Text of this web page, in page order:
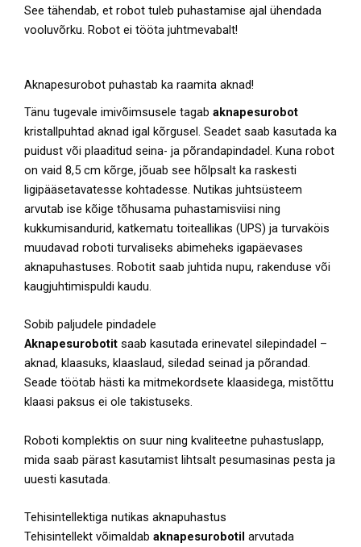
See tähendab, et robot tuleb puhastamise ajal ühendada
vooluvõrku. Robot ei tööta juhtmevabalt!
Aknapesurobot puhastab ka raamita aknad!
Tänu tugevale imivõimsusele tagab aknapesurobot
kristallpuhtad aknad igal kõrgusel. Seadet saab kasutada ka
puidust või plaaditud seina- ja põrandapindadel. Kuna robot
on vaid 8,5 cm kõrge, jõuab see hõlpsalt ka raskesti
ligipääsetavatesse kohtadesse. Nutikas juhtsüsteem
arvutab ise kõige tõhusama puhastamisviisi ning
kukkumisandurid, katkematu toiteallikas (UPS) ja turvaköis
muudavad roboti turvaliseks abimeheks igapäevases
aknapuhastuses. Robotit saab juhtida nupu, rakenduse või
kaugjuhtimispuldi kaudu.
Sobib paljudele pindadele
Aknapesurobotit saab kasutada erinevatel silepindadel –
aknad, klaasuks, klaaslaud, siledad seinad ja põrandad.
Seade töötab hästi ka mitmekordsete klaasidega, mistõttu
klaasi paksus ei ole takistuseks.
Roboti komplektis on suur ning kvaliteetne puhastuslapp,
mida saab pärast kasutamist lihtsalt pesumasinas pesta ja
uuesti kasutada.
Tehisintellektiga nutikas aknapuhastus
Tehisintellekt võimaldab aknapesurobotil arvutada